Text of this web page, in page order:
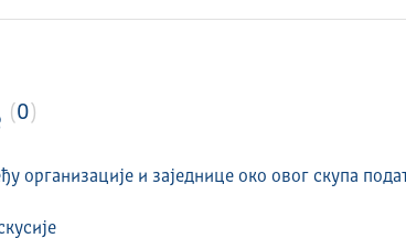
0
организације и заједнице око овог скупа